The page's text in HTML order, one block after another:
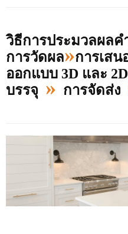
วิธีการประมวลผล
การวัดผล»การเส
ออกแบบ 3D และ 2D
บรรจุ » การจัดส่ง